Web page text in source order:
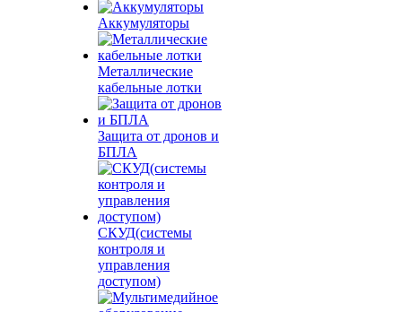
Аккумуляторы
Металлические
кабельные лотки
Защита от дронов и
БПЛА
СКУД(системы
контроля и
управления
доступом)